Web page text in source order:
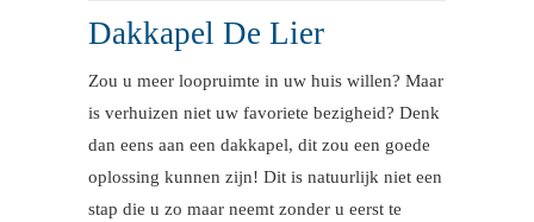
Dakkapel De Lier
Zou u meer loopruimte in uw huis willen? Maar
is verhuizen niet uw favoriete bezigheid? Denk
dan eens aan een dakkapel, dit zou een goede
oplossing kunnen zijn! Dit is natuurlijk niet een
stap die u zo maar neemt zonder u eerst te